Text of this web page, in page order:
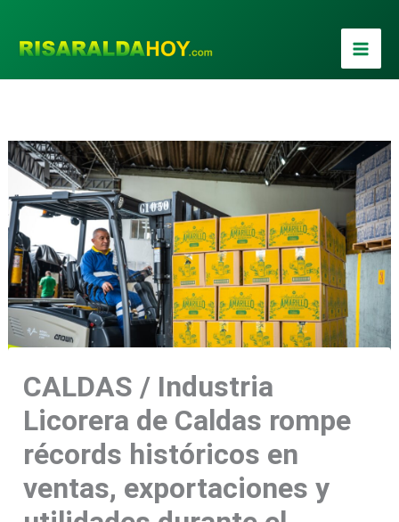
contenido
CALDAS / Industria
Licorera de Caldas rompe
récords históricos en
ventas, exportaciones y